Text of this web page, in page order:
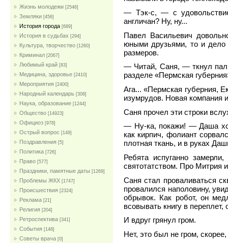
Жизнь молодежи [2546]
Земляки [456]
История города [689]
История в судьбах [294]
Культура, творчество [1260]
Криминал [2067]
Любимый край [83]
Медицина, здоровье [2410]
Мероприятия [2400]
Народный календарь [308]
Наука, образование [1244]
Общество [14923]
Официоз [978]
Острый вопрос [149]
Поздравления [5]
Политика [726]
Право [577]
Праздники, памятные даты [1269]
Проблемы ЖКХ [1747]
Проиcшествия [2324]
Реклама [21]
Религия [204]
Ретроспектива [341]
События [148]
Советы врача [0]
— Тэк-с, — с
англичан? Ну, ну...
Павел Васильевич
юными друзьями, то и дело
размеров.
— Читай, Саня, — ткнул
разделе «Пермская
Ага... «Пермская губерния,
изумрудов. Новая компания
Саня прочел эти строки
— Ну-ка, покажи! — Даша
как кирпич, фолиант
плотная ткань, и в руках
Ребята испуганно
святотатством. Про Митрия
Саня стал проваливаться
провалился наполовину,
обрывок. Как робот, он
всовывать книгу в
И вдруг грянул гром.
Нет, это был не гром,